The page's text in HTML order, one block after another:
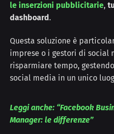
le inserzioni pubblicitarie,
dashboard .
Questa soluzione è
imprese o i gestori di social
risparmiare tempo,
social media in un unico
Leggi anche: “Facebook
Manager: le differenze”